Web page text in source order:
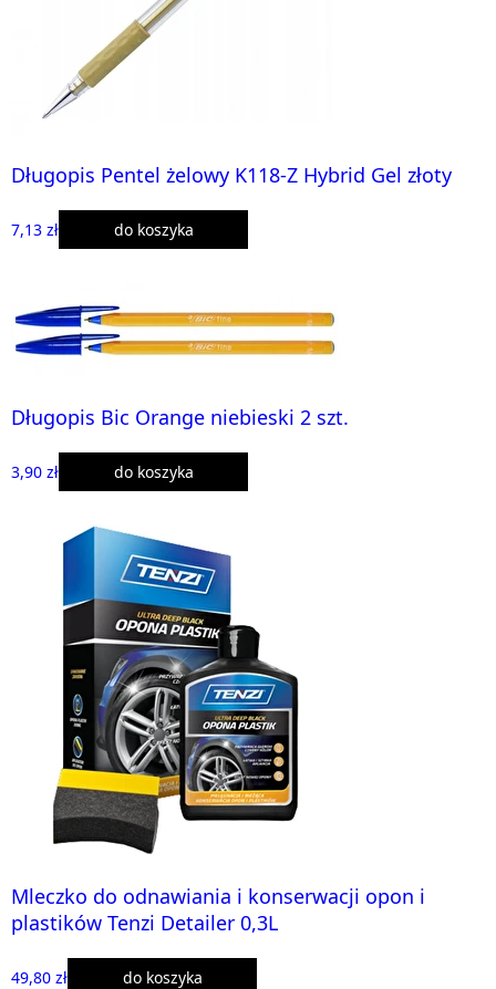
Długopis Pentel żelowy K118-Z Hybrid Gel złoty
7,13 zł do koszyka
Długopis Bic Orange niebieski 2 szt.
3,90 zł do koszyka
Mleczko do odnawiania i konserwacji opon i
plastików Tenzi Detailer 0,3L
49,80 zł do koszyka